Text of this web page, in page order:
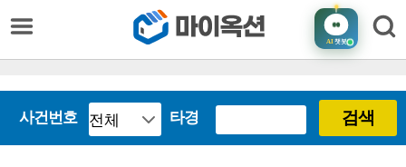
AI챗봇
사건번호 타경 검색